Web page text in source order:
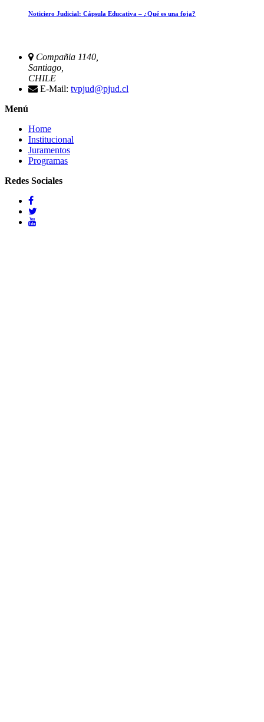
Noticiero Judicial: Cápsula Educativa – ¿Qué es una foja?
Compañia 1140,
Santiago,
CHILE
E-Mail: tvpjud@pjud.cl
Menú
Home
Institucional
Juramentos
Programas
Redes Sociales